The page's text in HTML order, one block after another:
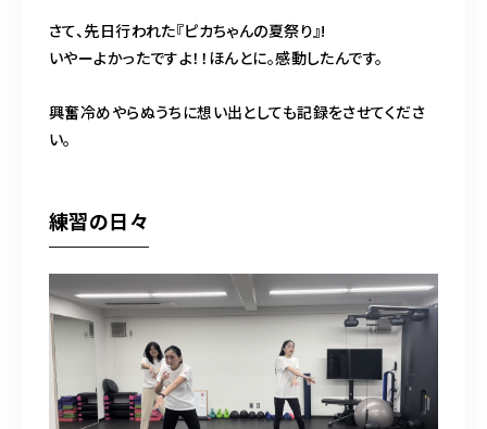
さて、先日行われた『ピカちゃんの夏祭り』!
いやーよかったですよ！！ほんとに。感動したんです。
興奮冷めやらぬうちに想い出としても記録をさせてくださ
い。
練習の日々